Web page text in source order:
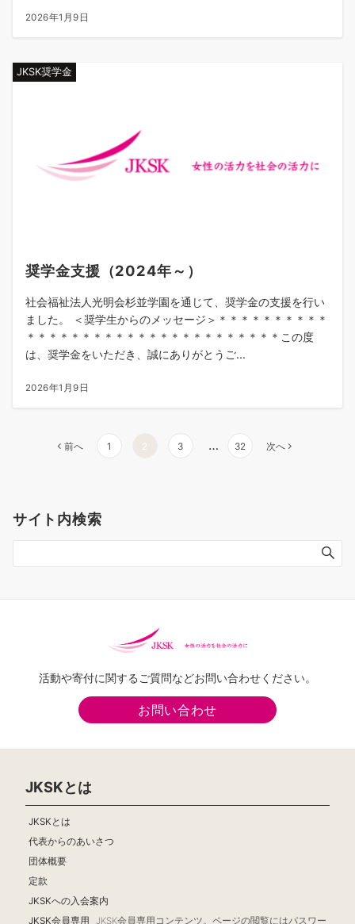
2026年1月9日
JKSK奨学金
奨学金支援（2024年～）
社会福祉法人光明会杉並学園を通じて、奨学金の支援を行い
ました。 ＜奨学生からのメッセージ＞＊＊＊＊＊＊＊＊＊＊
＊＊＊＊＊＊＊＊＊＊＊＊＊＊＊＊＊＊＊＊＊＊＊この度
は、奨学金をいただき、誠にありがとうご...
2026年1月9日
ー
ジ
前へ 1 2 3 … 32 次へ
サイト内検索
活動や寄付に関するご質問などお問い合わせください。
お問い合わせ
JKSKとは
JKSKとは
代表からのあいさつ
団体概要
定款
JKSKへの入会案内
JKSK会員専用
JKSK会員専用コンテンツ。ページの閲覧にはパスワー